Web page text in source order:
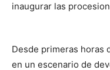
inaugurar las
Desde primeras horas
en un escenario de